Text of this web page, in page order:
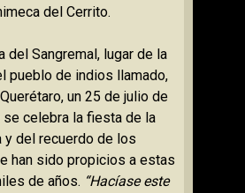
del Cerrito.
del Sangremal, lugar de la
pueblo de indios llamado,
un 25 de julio de
se celebra la fiesta de la
y del recuerdo de los
han sido propicios a estas
de años. “Hacíase este